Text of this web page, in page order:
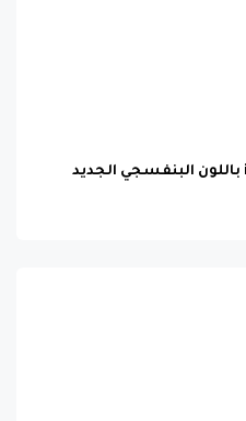
صورة مسربة تكشف iPhone 17 باللون البنفسجي الجديد